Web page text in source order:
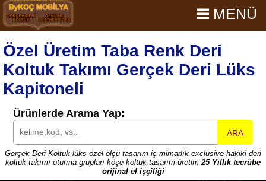
Özel Üretim Taba Renk Deri
Koltuk Takımı Gerçek Deri Lüks
Kapitoneli
MENÜ
Ürünlerde Arama Yap:
ARA
Gerçek Deri Koltuk lüks özel ölçü tasarım iç mimarlık exclusive hakiki deri
koltuk takımı oturma grupları köşe koltuk tasarım üretim25 Yıllık tecrübe
orijinal el işçiliği